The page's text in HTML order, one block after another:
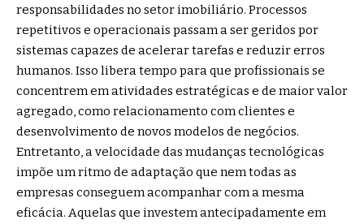
responsabilidades no setor imobiliário. Processos
repetitivos e operacionais passam a ser geridos por
sistemas capazes de acelerar tarefas e reduzir erros
humanos. Isso libera tempo para que profissionais se
concentrem em atividades estratégicas e de maior valor
agregado, como relacionamento com clientes e
desenvolvimento de novos modelos de negócios.
Entretanto, a velocidade das mudanças tecnológicas
impõe um ritmo de adaptação que nem todas as
empresas conseguem acompanhar com a mesma
eficácia. Aquelas que investem antecipadamente em